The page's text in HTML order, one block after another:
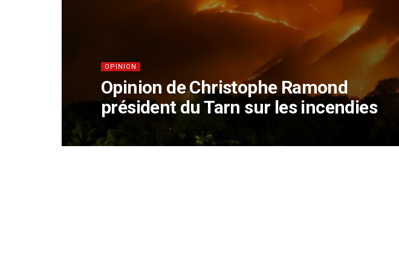
OPINION
Opinion de Christophe Ramond
président du Tarn sur les incendies